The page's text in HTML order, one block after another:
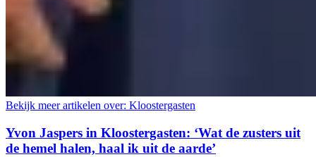
Bekijk meer artikelen over: Kloostergasten
Yvon Jaspers in Kloostergasten: ‘Wat de zusters uit
de hemel halen, haal ik uit de aarde’